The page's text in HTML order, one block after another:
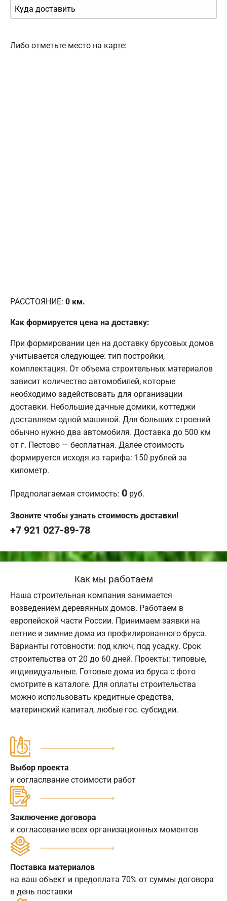
Либо отметьте место на карте:
РАССТОЯНИЕ: 0 км.
Как формируется цена на доставку:
При формировании цен на доставку брусовых домов
учитывается следующее: тип постройки,
комплектация. От объема строительных материалов
зависит количество автомобилей, которые
необходимо задействовать для организации
доставки. Небольшие дачные домики, коттеджи
доставляем одной машиной. Для больших строений
обычно нужно два автомобиля. Доставка до 500 км
от г. Пестово — бесплатная. Далее стоимость
формируется исходя из тарифа: 150 рублей за
километр.
Предполагаемая стоимость: 0 руб.
Звоните чтобы узнать стоимость доставки!
+7 921 027-89-78
Как мы работаем
Наша строительная компания занимается
возведением деревянных домов. Работаем в
европейской части России. Принимаем заявки на
летние и зимние дома из профилированного бруса.
Варианты готовности: под ключ, под усадку. Срок
строительства от 20 до 60 дней. Проекты: типовые,
индивидуальные. Готовые дома из бруса с фото
смотрите в каталоге. Для оплаты строительства
можно использовать кредитные средства,
материнский капитал, любые гос. субсидии.
Выбор проекта
и согласлвание стоимости работ
Заключение договора
и согласование всех организационных моментов
Поставка материалов
на ваш объект и предоплата 70% от суммы договора
в день поставки